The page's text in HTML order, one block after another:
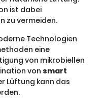
ist dabei
zu vermeiden.
Technologien
eine
von mikrobiellen
von smart
Lüftung kann das